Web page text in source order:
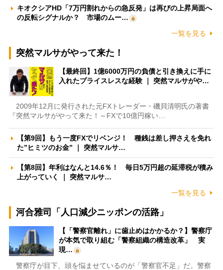
キオクシアHD「7万円割れからの急反発」は再びの上昇局面へ
の反転シグナルか？ 市場のムー…
一覧を見る
突然マルサがやって来た！
【最終回】1億6000万円の負債と引き換えに手に
入れたプライスレスな経験 ｜ 突然マルサがや…
2009年12月に発行された元FXトレーダー・磯貝清明氏の著書
『突然マルサがやって来た！～FXで10億円稼い…
【第9回】もう一度FXでリベンジ！ 種銭は差し押さえを免れ
た”ヒミツのお金” ｜ 突然マルサ…
【第8回】年利はなんと14.6％！ 毎日5万円超の延滞税が積み
上がっていく ｜ 突然マルサ…
一覧を見る
河合雅司「人口減少ニッポンの活路」
【「警察官離れ」に歯止めはかかるか？】警察庁
が本気で取り組む「警察組織の構造改革」 実
現…
警察庁が目下、頭を悩ませているのが「警察官不足」だ。警察